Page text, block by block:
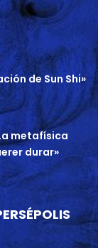
de Sun Shi»
metafísica
durar»